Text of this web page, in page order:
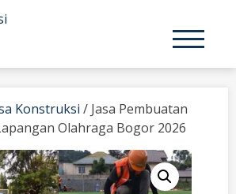
Konstruksi / Jasa Pembuatan
Olahraga Bogor 2026